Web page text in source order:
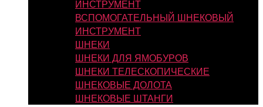
ИНСТРУМЕНТ
ВСПОМОГАТЕЛЬНЫЙ ШНЕКОВЫЙ
ИНСТРУМЕНТ
ШНЕКИ
ШНЕКИ ДЛЯ ЯМОБУРОВ
ШНЕКИ ТЕЛЕСКОПИЧЕСКИЕ
ШНЕКОВЫЕ ДОЛОТА
ШНЕКОВЫЕ ШТАНГИ